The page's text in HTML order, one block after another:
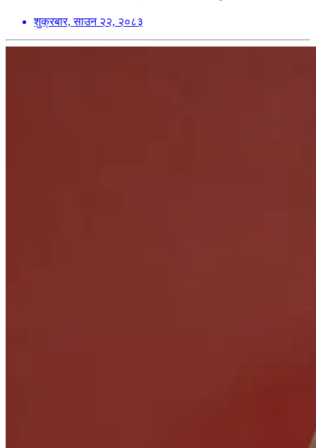
शुक्रबार, साउन २२, २०८३